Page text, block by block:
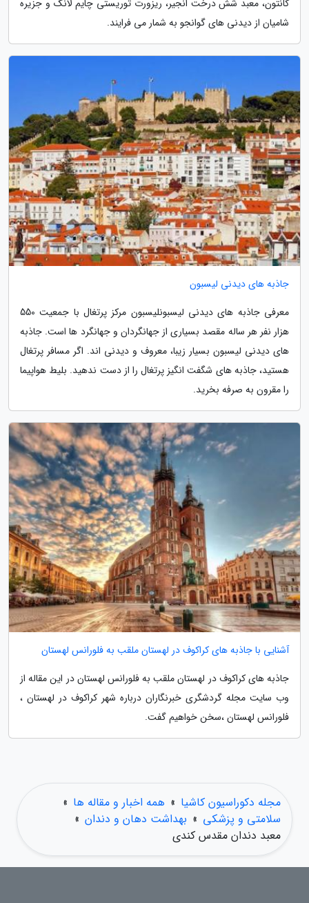
کانتون، معبد شش درخت انجیر، ریزورت توریستی چایم لانگ و جزیره
شامیان از دیدنی های گوانجو به شمار می فرایند.
جاذبه های دیدنی لیسبون
معرفی جاذبه های دیدنی لیسبونلیسبون مرکز پرتغال با جمعیت 550
هزار نفر هر ساله مقصد بسیاری از جهانگردان و جهانگرد ها است. جاذبه
های دیدنی لیسبون بسیار زیبا، معروف و دیدنی اند. اگر مسافر پرتغال
هستید، جاذبه های شگفت انگیز پرتغال را از دست ندهید. بلیط هواپیما
را مقرون به صرفه بخرید.
آشنایی با جاذبه های کراکوف در لهستان ملقب به فلورانس لهستان
جاذبه های کراکوف در لهستان ملقب به فلورانس لهستان در این مقاله از
وب سایت مجله گردشگری خبرنگاران درباره شهر کراکوف در لهستان ،
فلورانس لهستان ،سخن خواهیم گفت.
مجله دکوراسیون کاشیا » همه اخبار و مقاله ها »
سلامتی و پزشکی » بهداشت دهان و دندان »
معبد دندان مقدس کندی